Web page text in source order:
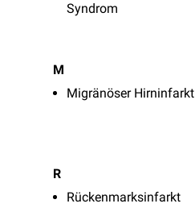
Syndrom
M
Migränöser Hirninfarkt
R
Rückenmarksinfarkt